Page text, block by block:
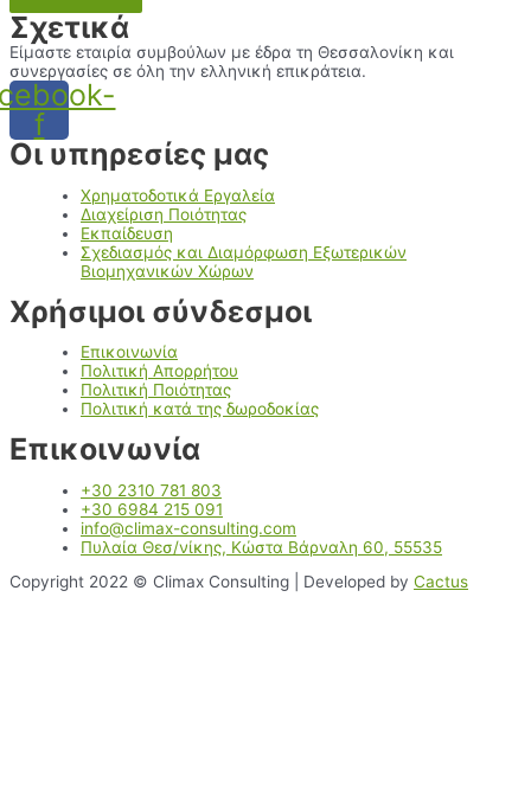
Σχετικά
Είμαστε εταιρία συμβούλων με έδρα τη Θεσσαλονίκη και
συνεργασίες σε όλη την ελληνική επικράτεια.
f
Οι υπηρεσίες μας
Χρηματοδοτικά Εργαλεία
Διαχείριση Ποιότητας
Εκπαίδευση
Σχεδιασμός και Διαμόρφωση Εξωτερικών
Βιομηχανικών Χώρων
Χρήσιμοι σύνδεσμοι
Επικοινωνία
Πολιτική Απορρήτου
Πολιτική Ποιότητας
Πολιτική κατά της δωροδοκίας
Επικοινωνία
+30 2310 781 803
+30 6984 215 091
info@climax-consulting.com
Πυλαία Θεσ/νίκης, Κώστα Βάρναλη 60, 55535
Copyright 2022 © Climax Consulting | Developed by Cactus